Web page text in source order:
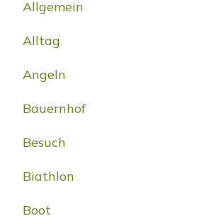
Allgemein
Alltag
Angeln
Bauernhof
Besuch
Biathlon
Boot